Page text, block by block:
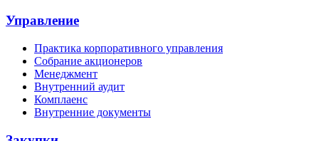
Управление
Практика корпоративного управления
Собрание акционеров
Менеджмент
Внутренний аудит
Комплаенс
Внутренние документы